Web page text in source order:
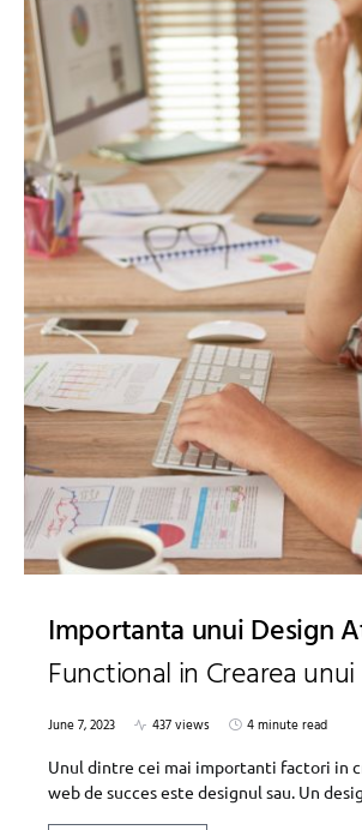
Importanta unui Design
Functional in Crearea
June 7, 2023 437 views
4 minute read
Unul dintre cei mai importanti factori in
web de succes este designul sau. Un